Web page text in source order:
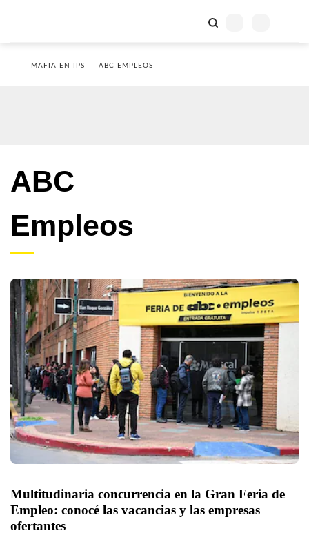
MAFIA EN IPS ABC EMPLEOS
ABC
Empleos
Multitudinaria concurrencia en la Gran Feria de
Empleo: conocé las vacancias y las empresas
ofertantes